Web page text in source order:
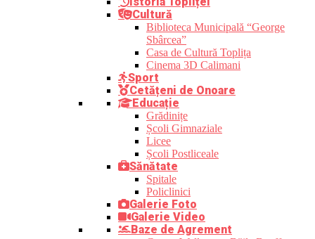
Cultură
Biblioteca Municipală “George
Sbârcea”
Casa de Cultură Toplița
Cinema 3D Calimani
Sport
Cetățeni de Onoare
Educație
Grădinițe
Școli Gimnaziale
Licee
Școli Postliceale
Sănătate
Spitale
Policlinici
Galerie Foto
Galerie Video
Baze de Agrement